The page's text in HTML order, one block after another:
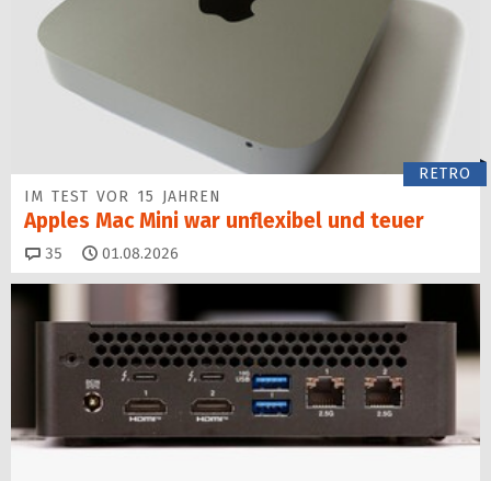
RETRO
IM TEST VOR 15 JAHREN
Apples Mac Mini war unflexibel und teuer
35 Kommentare
01.08.2026